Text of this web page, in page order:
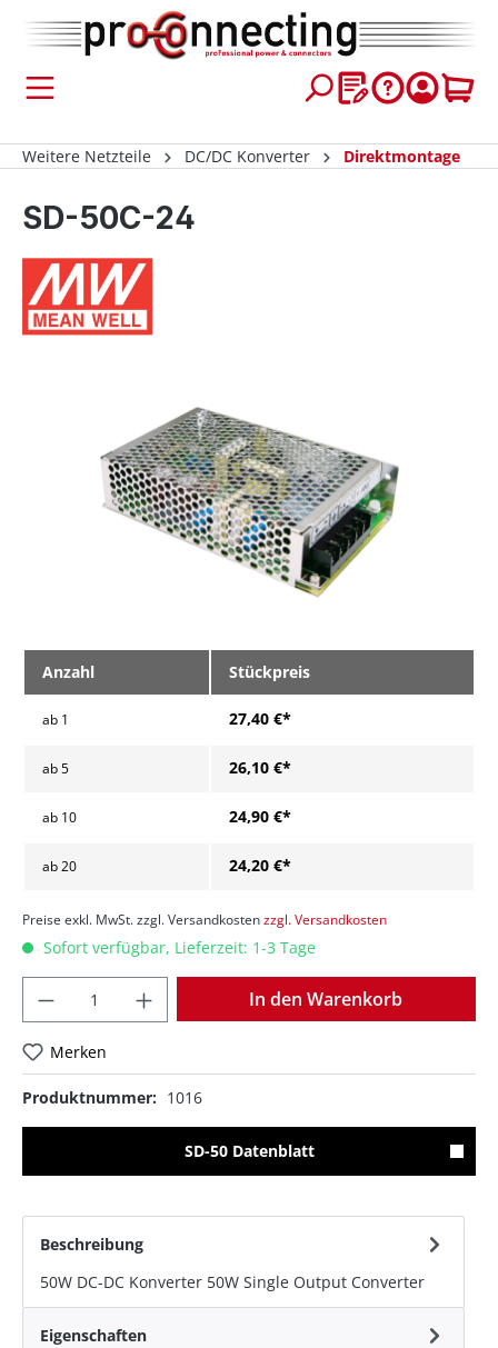
springen
Weitere Netzteile DC/DC Konverter Direktmontage
SD-50C-24
Anzahl Stückpreis
ab 1 27,40 €*
ab5 26,10 €*
ab 10 24,90 €*
ab20 24,20 €*
Preise exkl. MwSt. zzgl. Versandkostenzzgl. Versandkosten
Sofort verfügbar, Lieferzeit: 1-3 Tage
In den Warenkorb
Merken
Produktnummer: 1016
SD-50 Datenblatt
Beschreibung
50W DC-DC Konverter 50W Single Output Converter
Eigenschaften